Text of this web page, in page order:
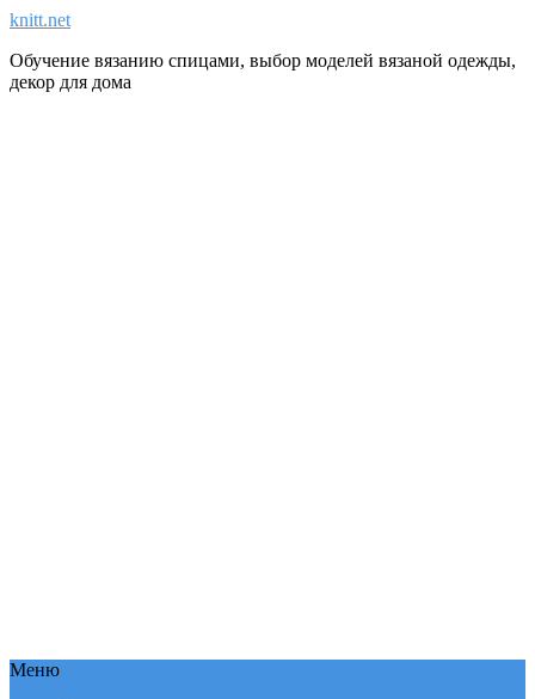
knitt.net
Обучение вязанию спицами, выбор моделей вязаной одежды,
декор для дома
Меню